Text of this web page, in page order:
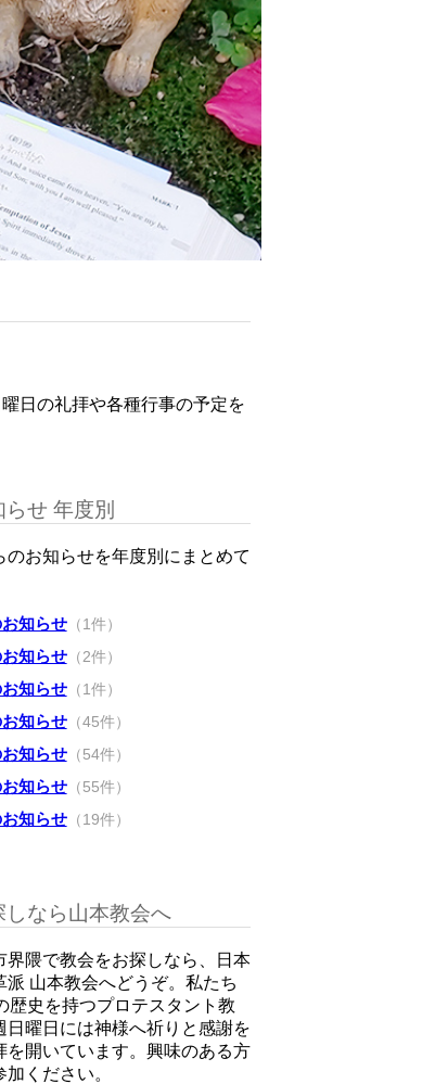
日の礼拝や各種行事の予定を
せ 年度別
のお知らせを年度別にまとめて
知らせ（1件）
知らせ（2件）
知らせ（1件）
知らせ（45件）
知らせ（54件）
知らせ（55件）
知らせ（19件）
しなら山本教会へ
界隈で教会をお探しなら、日本
派 山本教会へどうぞ。私たち
歴史を持つプロテスタント教
日曜日には神様へ祈りと感謝を
を開いています。興味のある方
ください。